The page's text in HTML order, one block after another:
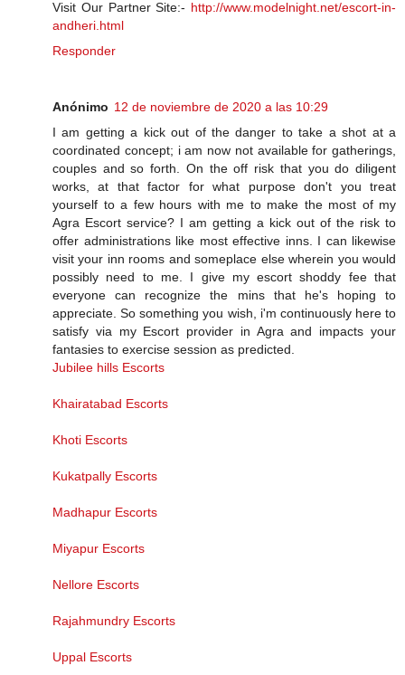
Visit Our Partner Site:- http://www.modelnight.net/escort-in-
andheri.html
Responder
Anónimo 12 de noviembre de 2020 a las 10:29
I am getting a kick out of the danger to take a shot at a
coordinated concept; i am now not available for gatherings,
couples and so forth. On the off risk that you do diligent
works, at that factor for what purpose don't you treat
yourself to a few hours with me to make the most of my
Agra Escort service? I am getting a kick out of the risk to
offer administrations like most effective inns. I can likewise
visit your inn rooms and someplace else wherein you would
possibly need to me. I give my escort shoddy fee that
everyone can recognize the mins that he's hoping to
appreciate. So something you wish, i'm continuously here to
satisfy via my Escort provider in Agra and impacts your
fantasies to exercise session as predicted.
Jubilee hills Escorts
Khairatabad Escorts
Khoti Escorts
Kukatpally Escorts
Madhapur Escorts
Miyapur Escorts
Nellore Escorts
Rajahmundry Escorts
Uppal Escorts